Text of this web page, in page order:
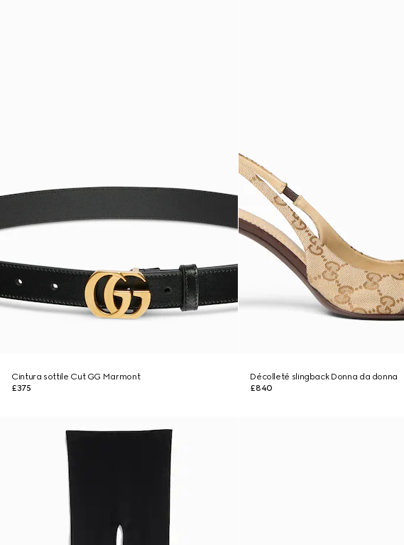
Cintura sottile Cut GG Marmont
£375
Décolleté slingback Donna da donna
£840